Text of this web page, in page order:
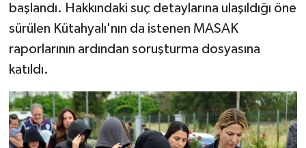
başlandı. Hakkındaki suç detaylarına ulaşıldığı öne
sürülen Kütahyalı'nın da istenen MASAK
raporlarının ardından soruşturma dosyasına
katıldı.